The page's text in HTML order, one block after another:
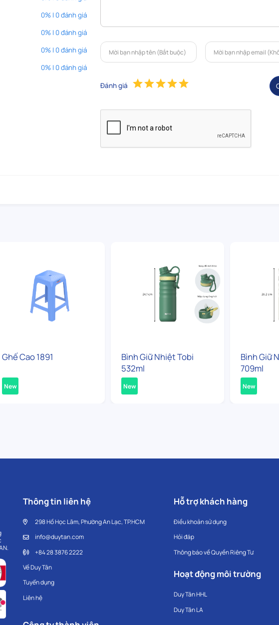
0% | 0 đánh giá
0% | 0 đánh giá
0% | 0 đánh giá
0% | 0 đánh giá
Đánh giá
Ghế Cao 1891
New
Bình Giữ Nhiệt Tobi
532ml
New
Bình Giữ
709ml
New
Thông tin liên hệ
298 Hồ Học Lãm, Phường An Lạc, TP.HCM
info@duytan.com
+84 28 3876 2222
Về Duy Tân
Tuyển dụng
Liên hệ
Hỗ trợ khách hàng
Điều khoản sử dụng
Hỏi đáp
Thông báo về Quyền Riêng Tư
Hoạt động môi trường
Duy Tân HHL
Duy Tân LA